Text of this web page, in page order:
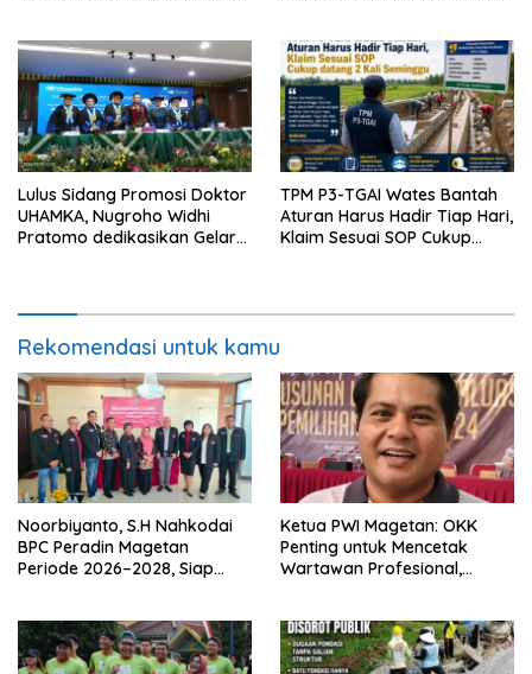
Lulus Sidang Promosi Doktor
UHAMKA, Nugroho Widhi
Pratomo dedikasikan Gelar
TPM P3-TGAI Wates Bantah
Aturan Harus Hadir Tiap Hari,
Klaim Sesuai SOP Cukup
Rekomendasi untuk kamu
Noorbiyanto, S.H Nahkodai
BPC Peradin Magetan
Periode 2026–2028, Siap
Ketua PWI Magetan: OKK
Penting untuk Mencetak
Wartawan Profesional,